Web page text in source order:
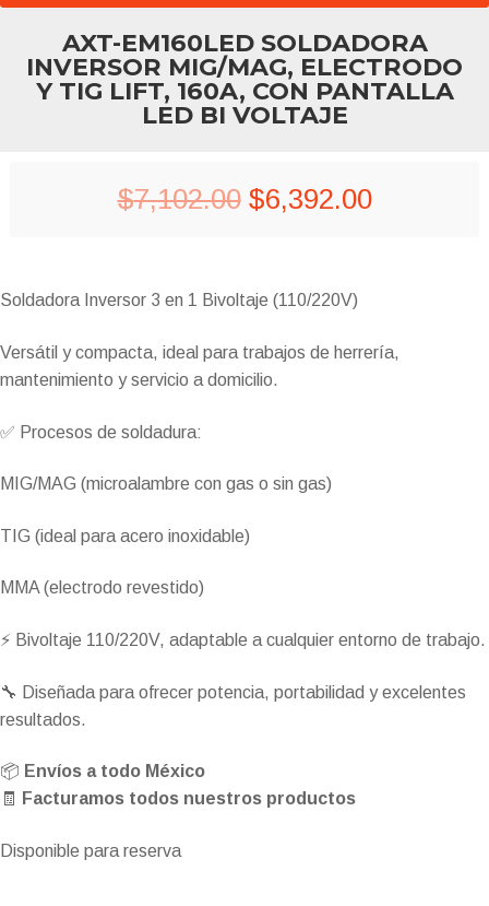
AXT-EM160LED SOLDADORA
INVERSOR MIG/MAG, ELECTRODO
Y TIG LIFT, 160A, CON PANTALLA
LED BI VOLTAJE
$7,102.00 Original
was:
$6,392.00Current
Soldadora Inversor 3 en 1 Bivoltaje (110/220V)
Versátil y compacta, ideal para trabajos de herrería,
mantenimiento y servicio a domicilio.
✅ Procesos de soldadura:
MIG/MAG (microalambre con gas o sin gas)
TIG (ideal para acero inoxidable)
MMA(electrodo revestido)
⚡ Bivoltaje 110/220V, adaptable a cualquier entorno de trabajo.
🔧 Diseñada para ofrecer potencia, portabilidad y excelentes
resultados.
📦 Envíos a todo México
🧾
Facturamos todos nuestros productos
Disponible para reserva